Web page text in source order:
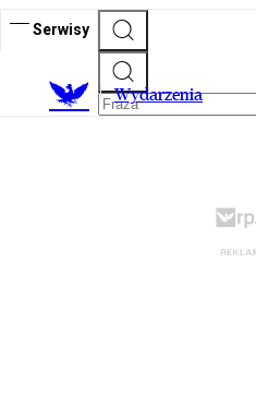
Serwisy
Wydarzenia